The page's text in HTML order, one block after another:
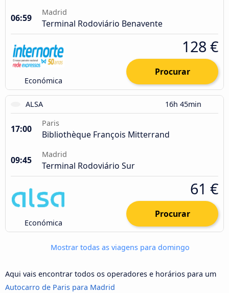
06:59
Madrid
Terminal Rodoviário Benavente
Económica
128 €
Procurar
ALSA 16h 45min
17:00
Paris
Bibliothèque François Mitterrand
09:45
Madrid
Terminal Rodoviário Sur
Económica
61 €
Procurar
Mostrar todas as viagens para domingo
Aqui vais encontrar todos os operadores e horários para um
Autocarro de Paris para Madrid